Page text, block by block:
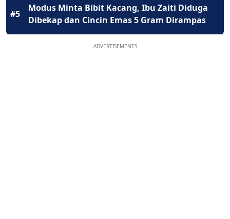
#5
Modus Minta Bibit Kacang, Ibu Zaiti Diduga
Dibekap dan Cincin Emas 5 Gram Dirampas
ADVERTISEMENTS